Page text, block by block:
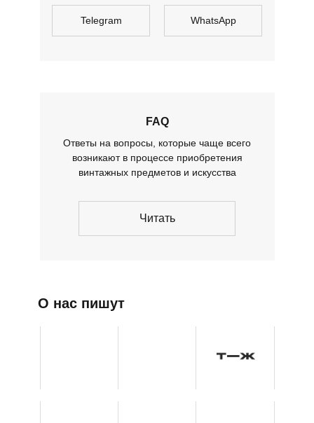
Telegram WhatsApp
FAQ
Ответы на вопросы, которые чаще всего
возникают в процессе приобретения
винтажных предметов и искусства
Читать
О нас пишут